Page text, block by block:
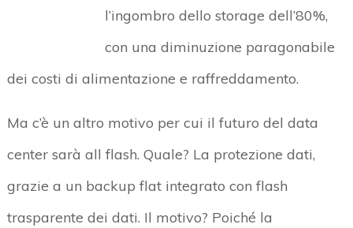
l’ingombro dello storage dell’80%,
con una diminuzione paragonabile
dei costi di alimentazione e raffreddamento.
Ma c’è un altro motivo per cui il futuro del data
center sarà all flash. Quale? La protezione dati,
grazie a un backup flat integrato con flash
trasparente dei dati. Il motivo? Poiché la